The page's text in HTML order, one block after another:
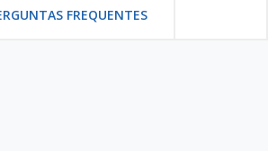
FREQUENTES